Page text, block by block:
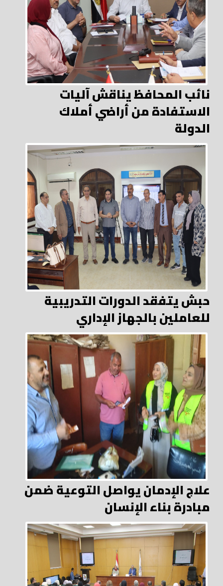
نائب المحافظ يناقش آليات
الاستفادة من أراضي أملاك
الدولة
حبش يتفقد الدورات التدريبية
للعاملين بالجهاز الإداري
علاج الإدمان يواصل التوعية ضمن
مبادرة بناء الإنسان